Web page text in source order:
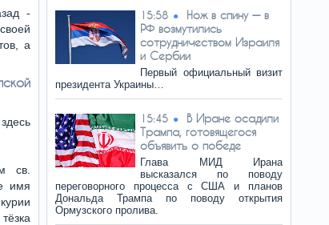
-
а
св.
имя
15:58
Нож в спину — в
РФ возмутились
сотрудничеством Израиля
и Сербии
Первый официальный визит
президента Украины…
15:45
В Иране осадили
Трампа, готовящегося
объявить о победе
Глава МИД Ирана
высказался по поводу
переговорного процесса с США и планов
Дональда Трампа по поводу открытия
Ормузского пролива.